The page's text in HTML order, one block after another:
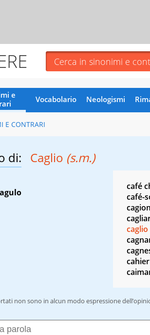
e
Vocabolario Neologismi
E CONTRARI
di: Caglio (s.m.)
café
café-
caglio
cahier
non sono in alcun modo espressione